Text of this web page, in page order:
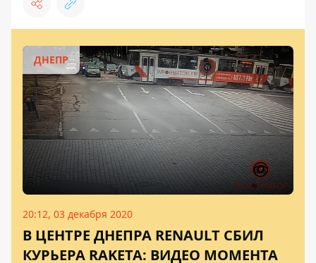
ДНЕПР
20:12, 03 декабря 2020
В ЦЕНТРЕ ДНЕПРА RENAULT СБИЛ
КУРЬЕРА RAKETA: ВИДЕО МОМЕНТА